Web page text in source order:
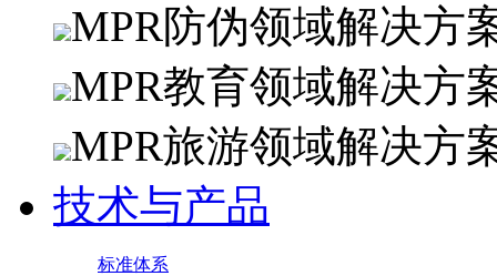
MPR防伪领域解决方
MPR教育领域解决方
MPR旅游领域解决方
技术与产品
标准体系